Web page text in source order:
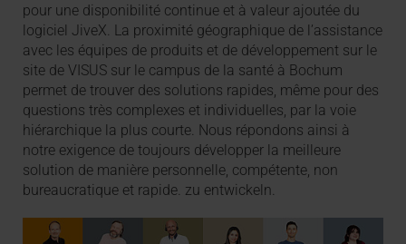
pour une disponibilité continue et à valeur ajoutée du
logiciel JiveX. La proximité géographique de l’assistance
avec les équipes de produits et de développement sur le
site de VISUS sur le campus de la santé à Bochum
permet de trouver des solutions rapides, même pour des
questions très complexes et individuelles, par la voie
hiérarchique la plus courte. Nous répondons ainsi à
notre exigence de toujours développer la meilleure
solution de manière personnelle, compétente, non
bureaucratique et rapide. zu entwickeln.